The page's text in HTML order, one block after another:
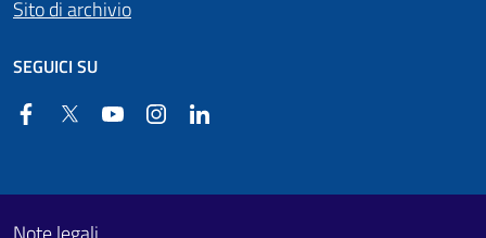
Sito di archivio
SEGUICI SU
FacebookTwitter YouTube Instagram
Footer First
Useful links section